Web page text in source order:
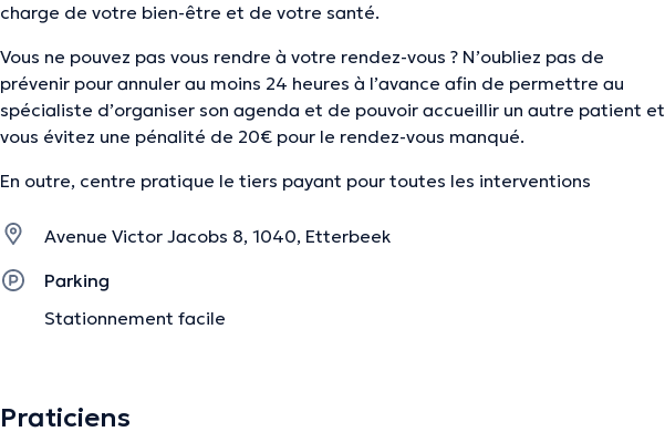
charge de votre bien-être et de votre santé.
Vous ne pouvez pas vous rendre à votre rendez-vous ? N’oubliez pas de
prévenir pour annuler au moins 24 heures à l’avance afin de permettre au
spécialiste d’organiser son agenda et de pouvoir accueillir un autre patient et
vous évitez une pénalité de 20€ pour le rendez-vous manqué.
En outre, centre pratique le tiers payant pour toutes les interventions
Avenue Victor Jacobs 8, 1040, Etterbeek
Parking
Stationnement facile
Praticiens